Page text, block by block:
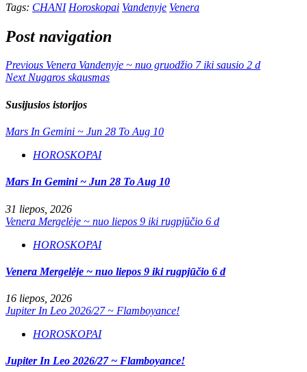
Tags: CHANI Horoskopai Vandenyje Venera
Post navigation
Previous Venera Vandenyje ~ nuo gruodžio 7 iki sausio 2 d
NextNugaros skausmas
Susijusios istorijos
Mars In Gemini ~ Jun 28 To Aug 10
HOROSKOPAI
Mars In Gemini ~ Jun 28 To Aug 10
31 liepos, 2026
Venera Mergelėje ~ nuo liepos 9 iki rugpjūčio 6 d
HOROSKOPAI
Venera Mergelėje ~ nuo liepos 9 iki rugpjūčio 6 d
16 liepos, 2026
Jupiter In Leo 2026/27 ~ Flamboyance!
HOROSKOPAI
Jupiter In Leo 2026/27 ~ Flamboyance!